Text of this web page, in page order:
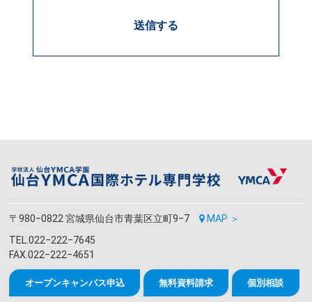
〒980‒0822 宮城県仙台市青葉区立町9‒7
MAP ＞
TEL.022‒222‒7645
FAX.022‒222‒4651
オープンキャンパス申込 無料資料請求 個別相談